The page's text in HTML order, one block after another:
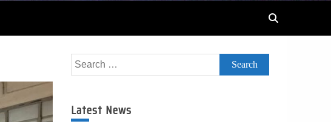
Search
for:
Latest News